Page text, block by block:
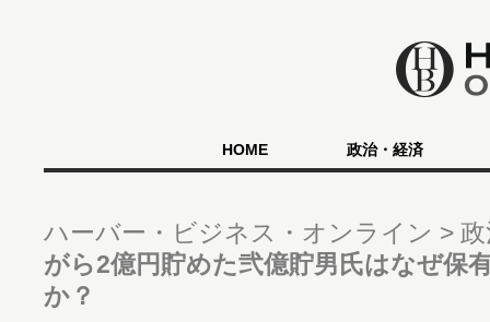
HOME 政治・経済
ハーバー・ビジネス・オンライン
がら2億円貯めた弐億貯男氏はなぜ保
か？